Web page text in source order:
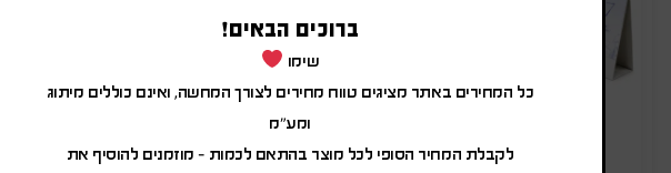
ברוכים הבאים!
שימו
כל המחירים באתר מציגים טווח מחירים לצורך המחשה, ואינם כוללים מיתוג
ומע"מ
לקבלת המחיר הסופי לכל מוצר בהתאם לכמות – מוזמנים להוסיף את